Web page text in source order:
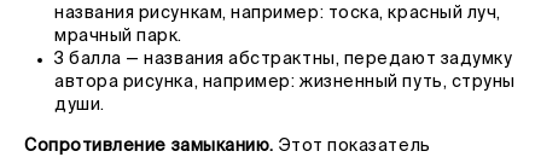
названия рисункам, например: тоска, красный луч,
мрачный парк.
3 балла — названия абстрактны, передают задумку
автора рисунка, например: жизненный путь, струны
души.
Сопротивление замыканию. Этот показатель